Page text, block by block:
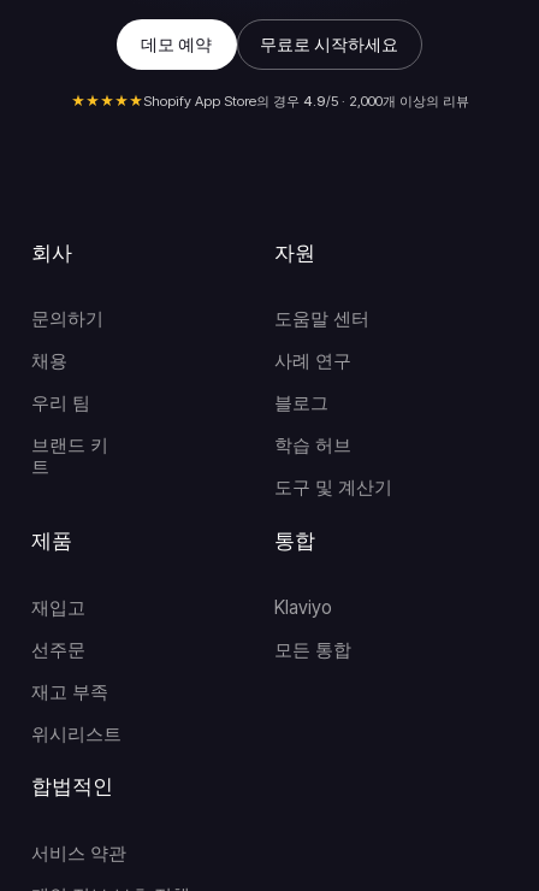
데모 예약 무료로 시작하세요
★★★★★Shopify App Store의 경우 4.9/5 · 2,000개 이상의 리뷰
회사
문의하기
채용
우리 팀
브랜드 키
트
자원
도움말 센터
사례 연구
블로그
학습 허브
도구 및 계산기
제품
재입고
선주문
재고 부족
위시리스트
통합
Klaviyo
모든 통합
합법적인
서비스 약관